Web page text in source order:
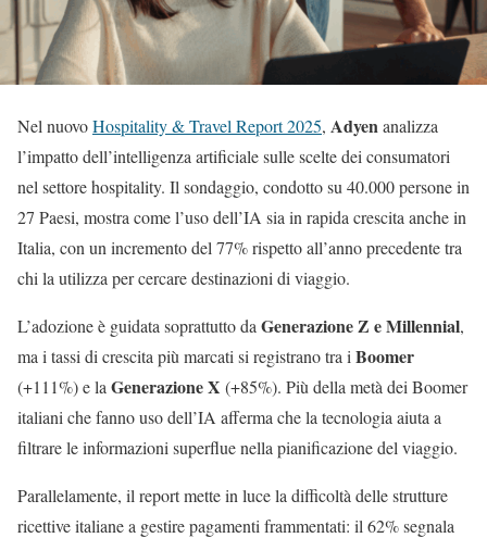
Nel nuovoHospitality & Travel Report 2025, Adyenanalizza
l’impatto dell’intelligenza artificiale sulle scelte dei consumatori
nel settore hospitality. Il sondaggio, condotto su 40.000 persone in
27 Paesi, mostra come l’uso dell’IA sia in rapida crescita anche in
Italia, con un incremento del 77% rispetto all’anno precedente tra
chi la utilizza per cercare destinazioni di viaggio.
L’adozione è guidata soprattutto da Generazione Z e Millennial,
ma i tassi di crescita più marcati si registrano tra i Boomer
(+111%) e la Generazione X (+85%). Più della metà dei Boomer
italiani che fanno uso dell’IA afferma che la tecnologia aiuta a
filtrare le informazioni superflue nella pianificazione del viaggio.
Parallelamente, il report mette in luce la difficoltà delle strutture
ricettive italiane a gestire pagamenti frammentati: il 62% segnala